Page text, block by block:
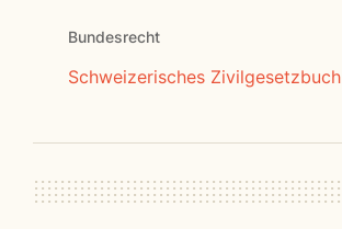
Bundesrecht
Schweizerisches Zivilgesetzbuch